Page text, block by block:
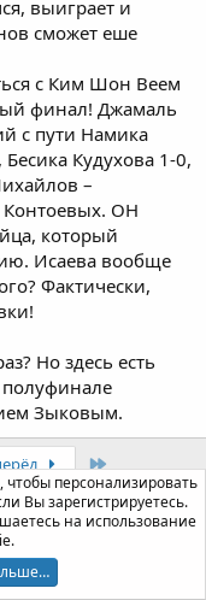
выиграет и
сможет еше
с Ким Шон Веем
финал! Джамаль
с пути Намика
Кудухова 1-0,
–
ОН
который
Исаева вообще
Фактически,
Но здесь есть
Зыковым.
для ответа.
почта
Ссылка
персонализировать
Вы зарегистрируетесь.
на использование